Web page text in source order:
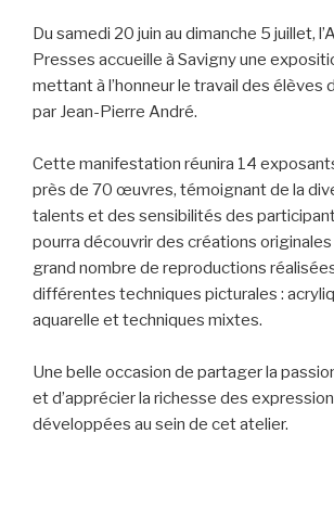
Du samedi 20 juin au dimanche 5 juillet,
Presses accueille à Savigny une
mettant à l’honneur le travail des élèves
par Jean-Pierre André.
Cette manifestation réunira 14
près de 70 œuvres, témoignant de la
talents et des sensibilités des
pourra découvrir des créations originales
grand nombre de reproductions
différentes techniques picturales :
aquarelle et techniques mixtes.
Une belle occasion de partager la
et d’apprécier la richesse des
développées au sein de cet atelier.